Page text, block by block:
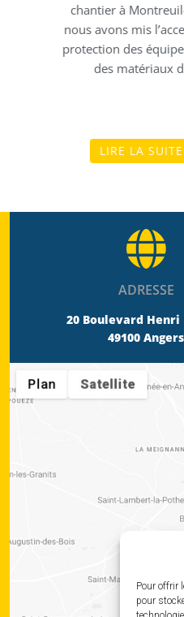
Pour offrir
pour
à Montreuil-Juigné,
mis l’accent sur la
des équipements et
matériaux du…
ADRESSE
20 Boulevard Henri
49100 Angers